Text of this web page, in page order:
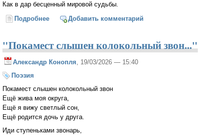
Как в дар бесценный мировой судьбы.
Подробнее о Зима 2026
Добавить комментарий
"Покамест слышен колокольный звон..."
Александр Конопля, 19/03/2026 — 15:40
Поэзия
Покамест слышен колокольный звон
Ещё жива моя округа,
Ещё я вижу светлый сон,
Ещё родится дочь у друга.
Иди ступеньками звонарь,